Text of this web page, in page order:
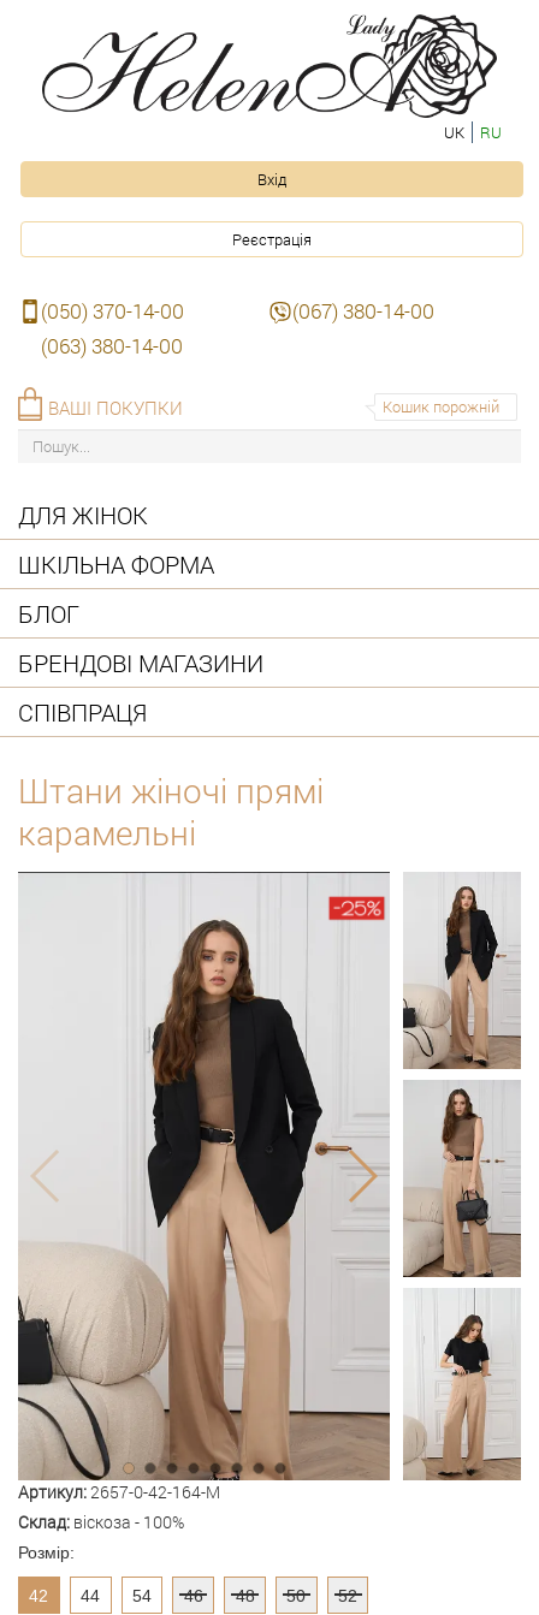
UK RU
Вхід
Реєстрація
(050) 370-14-00
(067) 380-14-00
(063) 380-14-00
Кошик порожній
ВАШІ ПОКУПКИ
ДЛЯ ЖІНОК
ШКІЛЬНА ФОРМА
БЛОГ
БРЕНДОВІ МАГАЗИНИ
СПІВПРАЦЯ
Штани жіночі прямі
карамельні
Артикул:2657-0-42-164-M
Склад: віскоза - 100%
Розмір:
42 44 54 46 48 50 52